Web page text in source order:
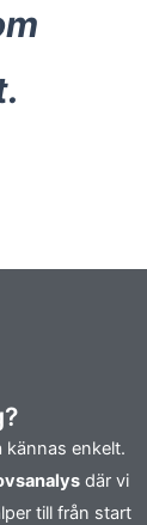
enkelt.
där vi
till från start